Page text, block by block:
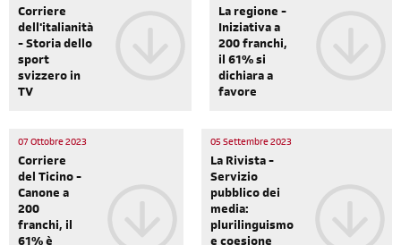
Corriere
dell'italianità
- Storia dello
sport
svizzero in
TV
La regione -
Iniziativa a
200 franchi,
il 61% si
dichiara a
favore
07 Ottobre 2023
Corriere
del Ticino -
Canone a
200
franchi, il
05 Settembre 2023
La Rivista -
Servizio
pubblico dei
media:
plurilinguismo